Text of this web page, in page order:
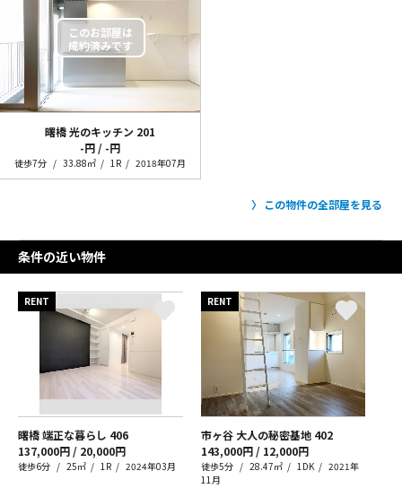
曙橋 光のキッチン 201
-円 / -円
徒歩7分 33.88㎡ 1R 2018年07月
この物件の全部屋を見る
条件の近い物件
RENT
曙橋 端正な暮らし 406
137,000円 / 20,000円
徒歩6分 25㎡ 1R 2024年03月
RENT
市ヶ谷 大人の秘密基地 402
143,000円 / 12,000円
徒歩5分 28.47㎡ 1DK
2021年
11月